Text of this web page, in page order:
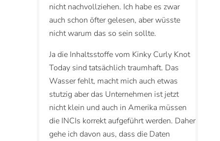
nicht nachvollziehen. Ich habe es zwar
auch schon öfter gelesen, aber wüsste
nicht warum das so sein sollte.
Ja die Inhaltsstoffe vom Kinky Curly Knot
Today sind tatsächlich traumhaft. Das
Wasser fehlt, macht mich auch etwas
stutzig aber das Unternehmen ist jetzt
nicht klein und auch in Amerika müssen
die INCIs korrekt aufgeführt werden. Daher
gehe ich davon aus, dass die Daten